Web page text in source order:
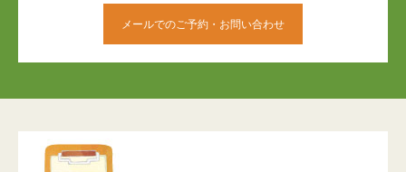
メールでのご予約・お問い合わせ